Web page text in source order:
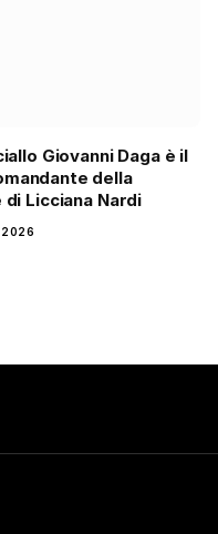
Giovanni Daga è il
della
di Licciana Nardi
2026